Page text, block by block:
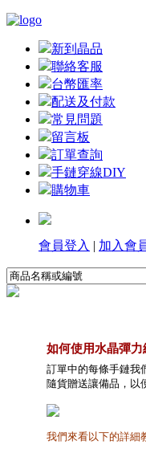
新到晶品
聯絡客服
台幣匯率
配送及付款
常見問題
留言板
訂單查詢
手鏈穿線DIY
購物車
會員登入 | 加入會
如何使用水晶彈力
訂單中的每條手鏈我
隨貨贈送讓備品，以
我們來看以下的詳細